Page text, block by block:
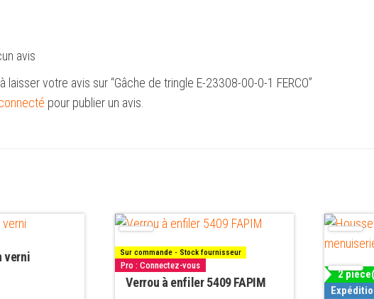
avis
laisser votre avis sur “Gâche de tringle E-23308-00-0-1 FERCO”
pour publier un avis.
verni Sur commande - Stock fournisseur
Pro : Connectez-vous
Verrou à enfiler 5409 FAPIM
2